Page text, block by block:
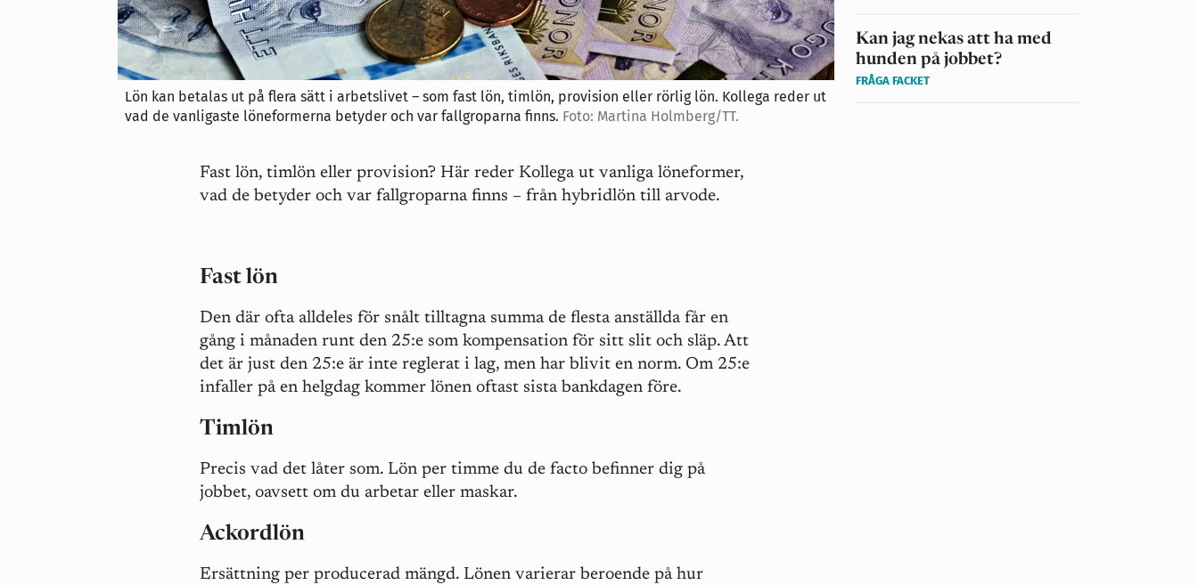
Lön kan betalas ut på flera sätt i arbetslivet – som fast lön, timlön, provision eller rörlig lön. Kollega reder ut
vad de vanligaste löneformerna betyder och var fallgroparna finns. Foto: Martina Holmberg/TT.
Fast lön, timlön eller provision? Här reder Kollega ut vanliga löneformer,
vad de betyder och var fallgroparna finns – från hybridlön till arvode.
Fast lön
Den där ofta alldeles för snålt tilltagna summa de flesta anställda får en
gång i månaden runt den 25:e som kompensation för sitt slit och släp. Att
det är just den 25:e är inte reglerat i lag, men har blivit en norm. Om 25:e
infaller på en helgdag kommer lönen oftast sista bankdagen före.
Timlön
Precis vad det låter som. Lön per timme du de facto befinner dig på
jobbet, oavsett om du arbetar eller maskar.
Ackordlön
Ersättning per producerad mängd. Lönen varierar beroende på hur
Kan jag nekas att ha med
hunden på jobbet?
FRÅGA FACKET